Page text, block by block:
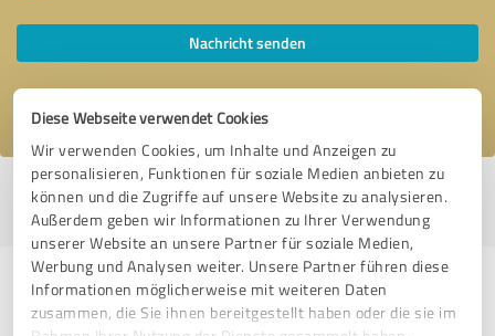
Diese Webseite verwendet Cookies
Wir verwenden Cookies, um Inhalte und Anzeigen zu
personalisieren, Funktionen für soziale Medien anbieten zu
können und die Zugriffe auf unsere Website zu analysieren.
Außerdem geben wir Informationen zu Ihrer Verwendung
unserer Website an unsere Partner für soziale Medien,
Werbung und Analysen weiter. Unsere Partner führen diese
Informationen möglicherweise mit weiteren Daten
zusammen, die Sie ihnen bereitgestellt haben oder die sie im
Nachricht senden
Ich stimme den
Profil aktiv seit 16.11.2021 |Letzte Aktualisierung: 09.09.2024|Profil
melden
Erfahrungen zu weiteren
Anbietern aus dem Bereich